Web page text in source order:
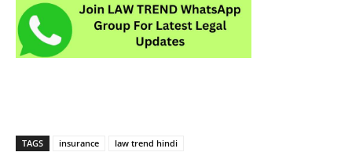
TAGS insurance law trend hindi